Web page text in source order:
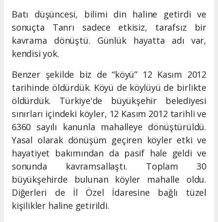
Batı düşüncesi, bilimi din haline getirdi ve
sonuçta Tanrı sadece etkisiz, tarafsız bir
kavrama dönüştü. Günlük hayatta adı var,
kendisi yok.
Benzer şekilde biz de “köyü” 12 Kasım 2012
tarihinde öldürdük. Köyü de köylüyü de birlikte
öldürdük. Türkiye'de büyükşehir belediyesi
sınırları içindeki köyler, 12 Kasım 2012 tarihli ve
6360 sayılı kanunla mahalleye dönüştürüldü.
Yasal olarak dönüşüm geçiren köyler etki ve
hayatiyet bakımından da pasif hale geldi ve
sonunda kavramsallaştı. Toplam 30
büyükşehirde bulunan köyler mahalle oldu.
Diğerleri de İl Özel İdaresine bağlı tüzel
kişilikler haline getirildi.